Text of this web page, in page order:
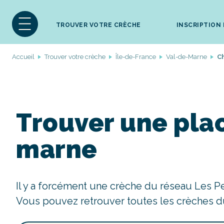
TROUVER VOTRE CRÈCHE INSCRIPTION
Accueil Trouver votre crèche Île-de-France Val-de-Marne
Trouver une
marne
Il y a forcément une crèche du réseau Les
Vous pouvez retrouver toutes les crèches